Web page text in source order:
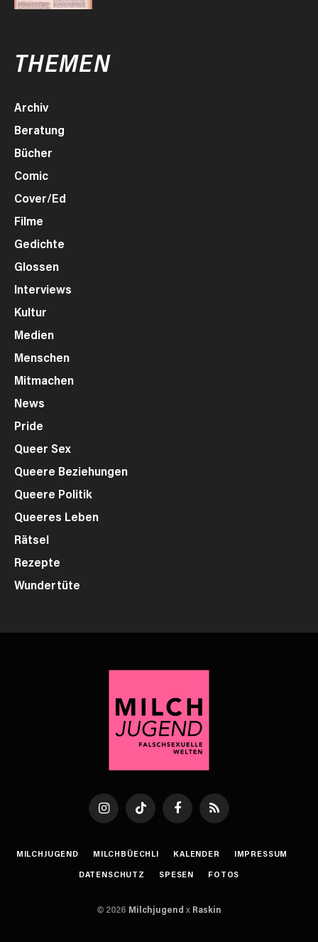
THEMEN
Archiv
Beratung
Bücher
Comic
Cover/Ed
Filme
Gedichte
Glossen
Interviews
Kultur
Medien
Menschen
Mitmachen
News
Pride
Queer Sex
Queere Beziehungen
Queere Politik
Queeres Leben
Rätsel
Rezepte
Wundertüte
InstagramTikTok FacebookRSS
MILCHJUGEND MILCHBÜECHLI KALENDER
IMPRESSUM
DATENSCHUTZ
SPESEN FOTOS
© 2026 Milchjugend x Raskin